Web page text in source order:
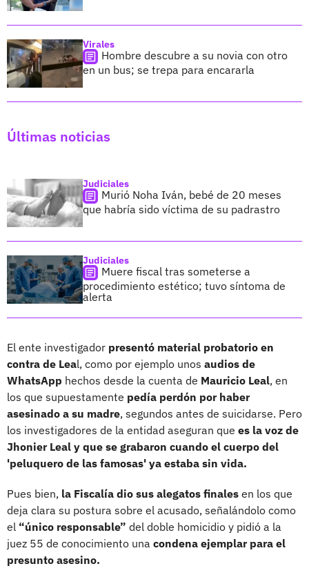
Virales
Hombre descubre a su novia con otro
en un bus; se trepa para encararla
Últimas noticias
Judiciales
Murió Noha Iván, bebé de 20 meses
que habría sido víctima de su padrastro
Judiciales
Muere fiscal tras someterse a
procedimiento estético; tuvo síntoma de
alerta
El ente investigador presentó material probatorio en
contra de Leal, como por ejemplo unos audios de
WhatsApp hechos desde la cuenta de Mauricio Leal, en
los que supuestamente pedía perdón por haber
asesinado a su madre, segundos antes de suicidarse. Pero
los investigadores de la entidad aseguran que es la voz de
Jhonier Leal y que se grabaron cuando el cuerpo del
'peluquero de las famosas' ya estaba sin vida.
Pues bien, la Fiscalía dio sus alegatos finales en los que
deja clara su postura sobre el acusado, señalándolo como
el “único responsable” del doble homicidio y pidió a la
juez 55 de conocimiento una condena ejemplar para el
presunto asesino.